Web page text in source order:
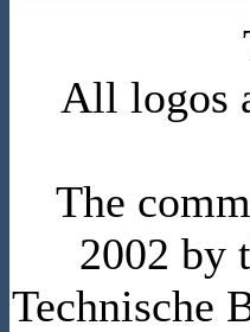
All logos
The
2002 by
Technische